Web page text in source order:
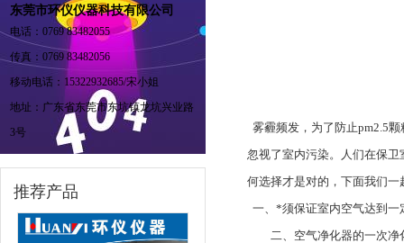
东莞市环仪仪器科技有限公司
电话：0769 83482055
传真：0769 83482056
移动电话：15322932685/宋小姐
地址：广东省东莞市东坑镇龙坑兴业路
3号
推荐产品
雾霾频发，为了防止pm2.5
忽视了室内污染。人们在保
何选择才是对的，下面我们
一、*须保证室内空气达到一
二、空气净化器的一次净